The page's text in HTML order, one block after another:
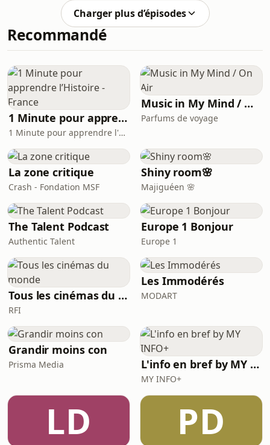
Caron, VRV Patrimoine prend la forme
d’un podcast unique qui réunit autour
de la table un entrepreneur, un
banquier issu de la banque privée et
but du podcast : démocratiser le
développement de son patrimoine et
de son bu
Charger plus d’épisodes
Recommandé
1 Minute pour apprendre l’Histoire - France
1 Minute pour apprendre l'Histoire
Music in My Mind / On Air
Parfums de voyage
La zone critique
Crash - Fondation MSF
Shiny room🌸
Majiguéen 🌸
The Talent Podcast
Authentic Talent
Europe 1 Bonjour
Europe 1
Tous les cinémas du monde
RFI
Les Immodérés
MODART
Grandir moins con
Prisma Media L'info en bref by MY INFO+
MY INFO+
LD PD